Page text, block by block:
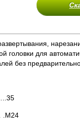
головки для
без
.М24